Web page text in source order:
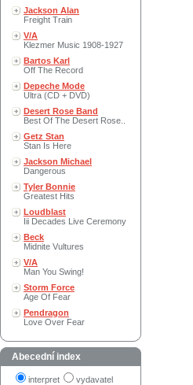
Jackson Alan
Freight Train
V/A
Klezmer Music 1908-1927
Bartos Karl
Off The Record
Depeche Mode
Ultra (CD + DVD)
Desert Rose Band
Best Of The Desert Rose..
Getz Stan
Stan Is Here
Jackson Michael
Dangerous
Tyler Bonnie
Greatest Hits
Loudblast
Iii Decades Live Ceremony
Beck
Midnite Vultures
V/A
Man You Swing!
Storm Force
Age Of Fear
Pendragon
Love Over Fear
Abecední index
interpret vydavatel